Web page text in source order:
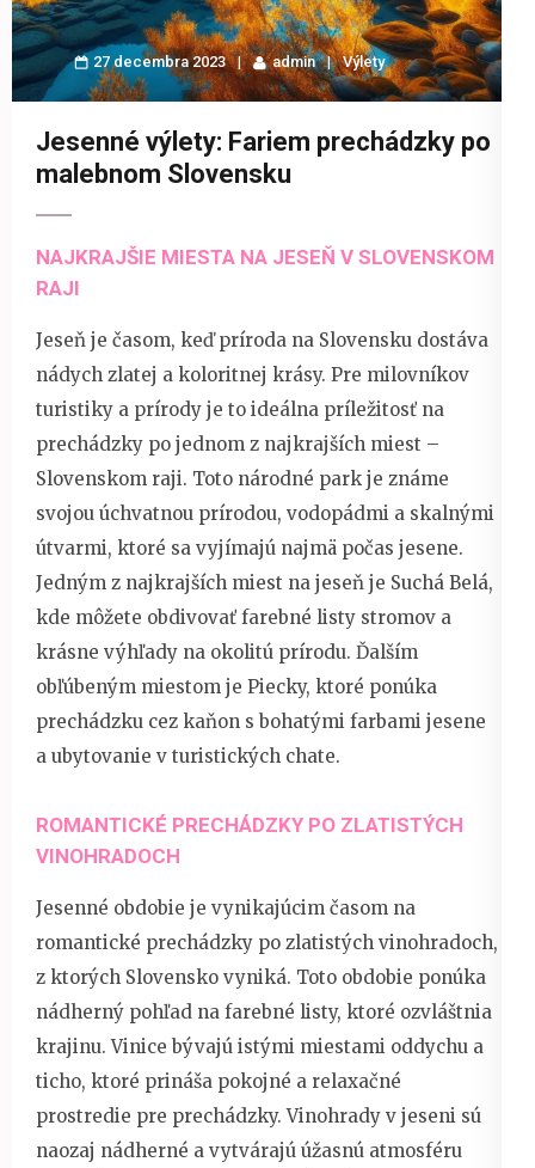
27 decembra 2023 admin Výlety
Jesenné výlety: Fariem prechádzky po
malebnom Slovensku
NAJKRAJŠIE MIESTA NA JESEŇ V SLOVENSKOM
RAJI
Jeseň je časom, keď príroda na Slovensku dostáva
nádych zlatej a koloritnej krásy. Pre milovníkov
turistiky a prírody je to ideálna príležitosť na
prechádzky po jednom z najkrajších miest –
Slovenskom raji. Toto národné park je známe
svojou úchvatnou prírodou, vodopádmi a skalnými
útvarmi, ktoré sa vyjímajú najmä počas jesene.
Jedným z najkrajších miest na jeseň je Suchá Belá,
kde môžete obdivovať farebné listy stromov a
krásne výhľady na okolitú prírodu. Ďalším
obľúbeným miestom je Piecky, ktoré ponúka
prechádzku cez kaňon s bohatými farbami jesene
a ubytovanie v turistických chate.
ROMANTICKÉ PRECHÁDZKY PO ZLATISTÝCH
VINOHRADOCH
Jesenné obdobie je vynikajúcim časom na
romantické prechádzky po zlatistých vinohradoch,
z ktorých Slovensko vyniká. Toto obdobie ponúka
nádherný pohľad na farebné listy, ktoré ozvláštnia
krajinu. Vinice bývajú istými miestami oddychu a
ticho, ktoré prináša pokojné a relaxačné
prostredie pre prechádzky. Vinohrady v jeseni sú
naozaj nádherné a vytvárajú úžasnú atmosféru